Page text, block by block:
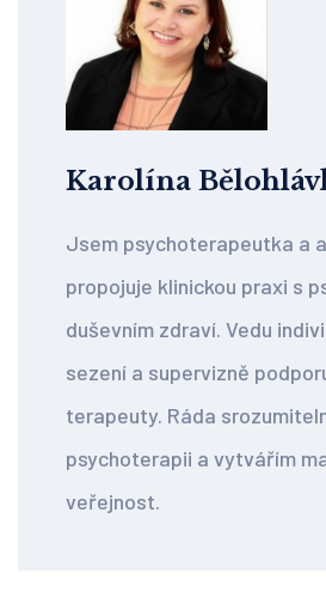
Karolína
Jsem psychoterapeutka a
propojuje klinickou praxi s
duševním zdraví. Vedu
sezení a supervizně
terapeuty. Ráda
psychoterapii a vytvářím
veřejnost.